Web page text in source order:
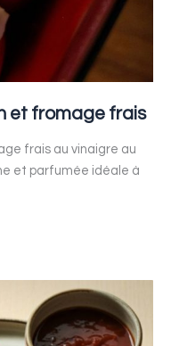
et fromage frais
frais au vinaigre au
et parfumée idéale à